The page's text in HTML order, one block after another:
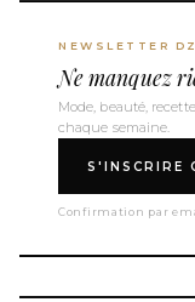
NEWSLETTER
Ne manquez
Mode, beauté,
chaque semaine.
S'INSCRIRE
Confirmation par